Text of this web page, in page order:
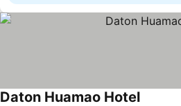
Daton Huamao Hotel